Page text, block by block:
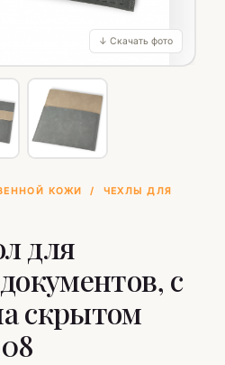
↓ Скачать фото
КОЖИ / ЧЕХЛЫ ДЛЯ
для
с
скрытом